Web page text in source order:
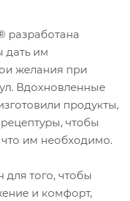
разработана
им
желания при
Вдохновленные
продукты,
чтобы
им необходимо.
того, чтобы
и комфорт,